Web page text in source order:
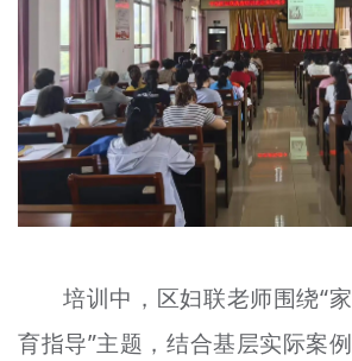
培训中，区妇联老师围绕“
育指导”主题，结合基层实际案